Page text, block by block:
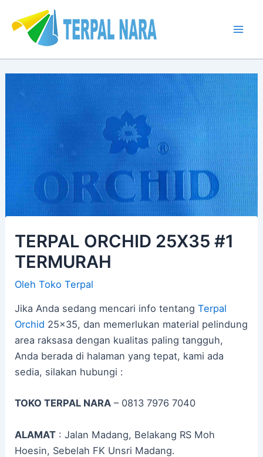
konten
TERPAL ORCHID 25X35 #1
TERMURAH
OlehToko Terpal
Jika Anda sedang mencari info tentangTerpal
Orchid 25×35, dan memerlukan material pelindung
area raksasa dengan kualitas paling tangguh,
Anda berada di halaman yang tepat, kami ada
sedia, silakan hubungi :
TOKO TERPAL NARA – 0813 7976 7040
ALAMAT : Jalan Madang, Belakang RS Moh
Hoesin, Sebelah FK Unsri Madang.
navigation